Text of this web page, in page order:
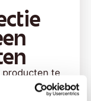
producten te